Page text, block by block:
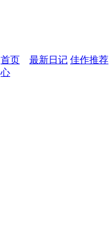
首页 最新日记 佳作推荐
心